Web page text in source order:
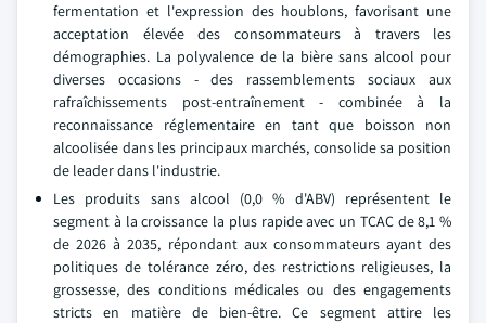
fermentation et l'expression des houblons, favorisant une
acceptation élevée des consommateurs à travers les
démographies. La polyvalence de la bière sans alcool pour
diverses occasions - des rassemblements sociaux aux
rafraîchissements post-entraînement - combinée à la
reconnaissance réglementaire en tant que boisson non
alcoolisée dans les principaux marchés, consolide sa position
de leader dans l'industrie.
Les produits sans alcool (0,0 % d'ABV) représentent le
segment à la croissance la plus rapide avec un TCAC de 8,1 %
de 2026 à 2035, répondant aux consommateurs ayant des
politiques de tolérance zéro, des restrictions religieuses, la
grossesse, des conditions médicales ou des engagements
stricts en matière de bien-être. Ce segment attire les